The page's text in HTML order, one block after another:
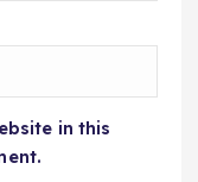
in this